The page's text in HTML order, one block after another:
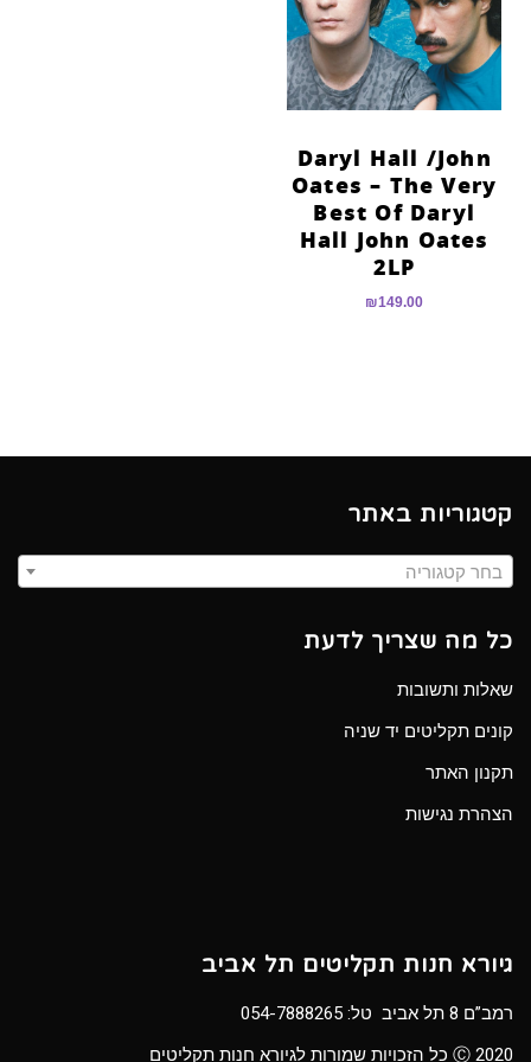
format_underlined הוסף קו תחתון לקישורים
font_download
סמן קישורים
לאפס
כל
האפשרויות
cached
Daryl Hall /John
Oates – The Very
Best Of Daryl
Hall John Oates
2LP
₪149.00
קטגוריות באתר
בחר קטגוריה
כל מה שצריך לדעת
שאלות ותשובות
קונים תקליטים יד שניה
תקנון האתר
הצהרת נגישות
גיורא חנות תקליטים תל אביב
רמב”ם 8 תל אביב טל:
054-7888265
Ⓒ 2020 כל הזכויות שמורות לגיורא חנות תקליטים